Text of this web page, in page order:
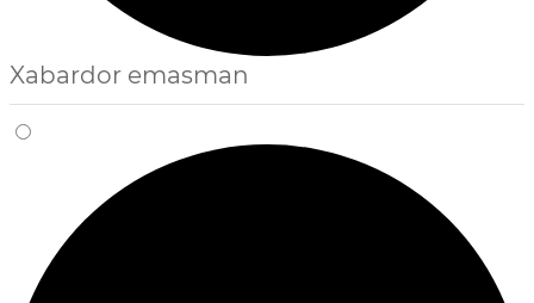
Xabardor emasman